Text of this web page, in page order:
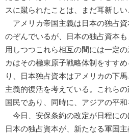
スに蹴られたことは、まだ耳新しい
アメリカ帝国主義は日本の独占資
のぞんでいるが、日本の独占資本
用しつつこれら相互の間には一定
カはその極東原子戦略体制をすす
り、日本独占資本はアメリカの下
主義的復活を考えている。これら
国民であり、同時に、アジアの平
今日、安保条約の改定が日程にの
日本の独占資本が、新たなる軍国